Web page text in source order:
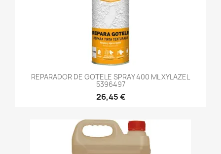
REPARADOR DE GOTELE SPRAY 400 ML XYLAZEL
5396497
26,45 €